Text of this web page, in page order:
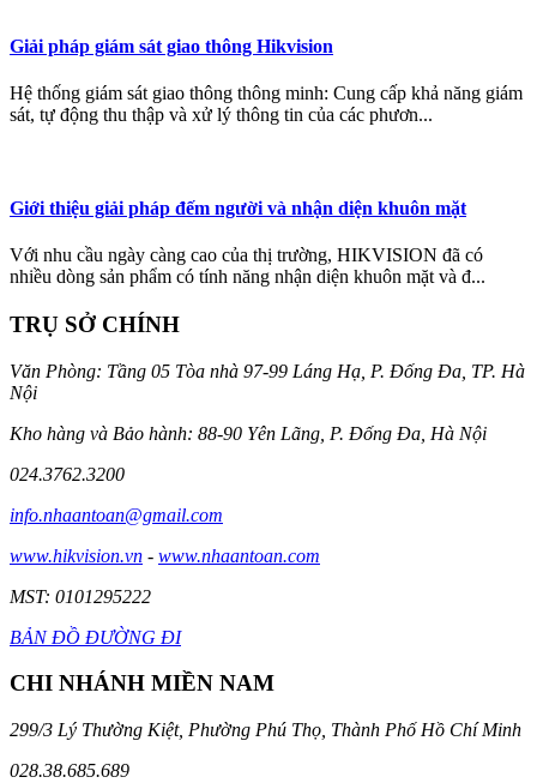
Giải pháp giám sát giao thông Hikvision
Hệ thống giám sát giao thông thông minh: Cung cấp khả năng giám
sát, tự động thu thập và xử lý thông tin của các phươn...
Giới thiệu giải pháp đếm người và nhận diện khuôn mặt
Với nhu cầu ngày càng cao của thị trường, HIKVISION đã có
nhiều dòng sản phẩm có tính năng nhận diện khuôn mặt và đ...
TRỤ SỞ CHÍNH
Văn Phòng: Tầng 05 Tòa nhà 97-99 Láng Hạ, P. Đống Đa, TP. Hà
Nội
Kho hàng và Bảo hành: 88-90 Yên Lãng, P. Đống Đa, Hà Nội
024.3762.3200
info.nhaantoan@gmail.com
www.hikvision.vn - www.nhaantoan.com
MST: 0101295222
BẢN ĐỒ ĐƯỜNG ĐI
CHI NHÁNH MIỀN NAM
299/3 Lý Thường Kiệt, Phường Phú Thọ, Thành Phố Hồ Chí Minh
028.38.685.689